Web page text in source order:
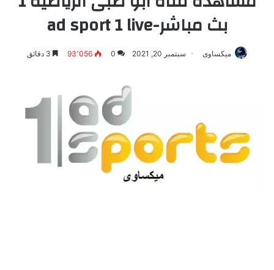
بث مباشر-ad sport 1 live
ميكساوى سبتمبر 20, 2021 0 93٬056